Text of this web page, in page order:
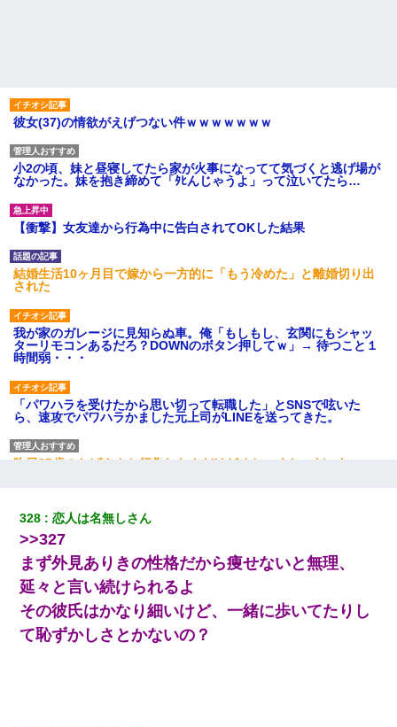
彼女(37)の情欲がえげつない件ｗｗｗｗｗｗｗ
小2の頃、妹と昼寝してたら家が火事になってて気づくと逃げ場が
なかった。妹を抱き締めて「ﾀﾋんじゃうよ」って泣いてたら…
【衝撃】女友達から行為中に告白されてOKした結果
結婚生活10ヶ月目で嫁から一方的に「もう冷めた」と離婚切り出
された
我が家のガレージに見知らぬ車。俺「もしもし、玄関にもシャッ
ターリモコンあるだろ？DOWNのボタン押してｗ」→ 待つこと１
時間弱・・・
「パワハラを受けたから思い切って転職した」とSNSで呟いた
ら、速攻でパワハラかました元上司がLINEを送ってきた。
昨日37歳のおばさんと行為したんだけどめちゃくちゃだった
姉旦那の友達「ほんとのパパだよ～」私のお腹を触ってほざく。
→思わず手を叩いて振り払ったら…
彼氏の家に泊まる事になり、ゲームで盛り上がってさぁ寝よう！
と電気を消すとミシッって音が…彼「ちょっと待ってて」→勢い
よくドアを開けるとなんと…
17年飼っていた犬が亡くなった。鼻水垂らし嗚咽する私に、猫が
328 恋人は名無しさん
>>327
まず外見ありきの性格だから痩せないと無理、
延々と言い続けられるよ
その彼氏はかなり細いけど、一緒に歩いてたりし
て恥ずかしさとかないの？